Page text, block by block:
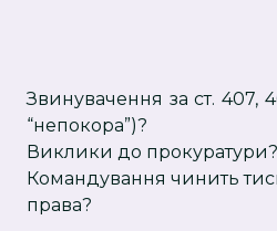
Звинувачення за ст. 407,
“непокора”)?
Виклики до прокуратури?
Командування чинить
права?